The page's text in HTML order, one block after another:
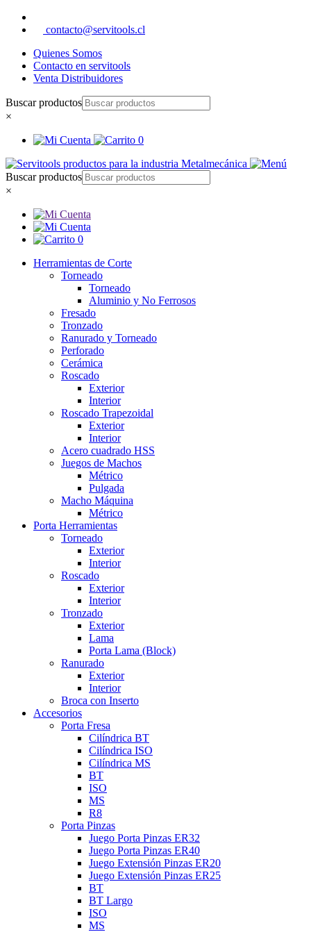
contacto@servitools.cl
Quienes Somos
Contacto en servitools
Venta Distribuidores
Buscar productos
×
0
Buscar productos
×
0
Herramientas de Corte
Torneado
Torneado
Aluminio y No Ferrosos
Fresado
Tronzado
Ranurado y Torneado
Perforado
Cerámica
Roscado
Exterior
Interior
Roscado Trapezoidal
Exterior
Interior
Acero cuadrado HSS
Juegos de Machos
Métrico
Pulgada
Macho Máquina
Métrico
Porta Herramientas
Torneado
Exterior
Interior
Roscado
Exterior
Interior
Tronzado
Exterior
Lama
Porta Lama (Block)
Ranurado
Exterior
Interior
Broca con Inserto
Accesorios
Porta Fresa
Cilíndrica BT
Cilíndrica ISO
Cilíndrica MS
BT
ISO
MS
R8
Porta Pinzas
Juego Porta Pinzas ER32
Juego Porta Pinzas ER40
Juego Extensión Pinzas ER20
Juego Extensión Pinzas ER25
BT
BT Largo
ISO
MS